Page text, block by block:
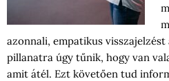
azonnali, empatikus visszajelzést
pillanatra úgy tűnik, hogy van
amit átél. Ezt követően tud